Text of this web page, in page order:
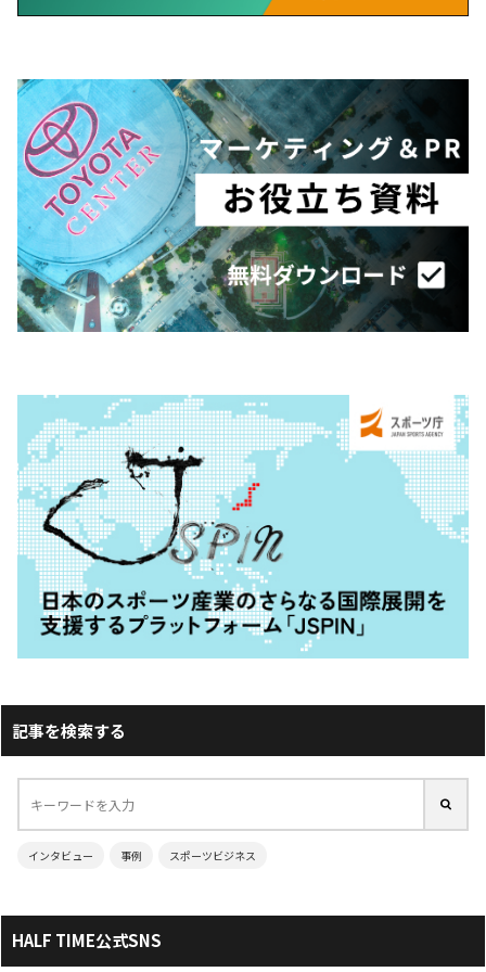
記事を検索する
インタビュー 事例 スポーツビジネス
HALF TIME公式SNS